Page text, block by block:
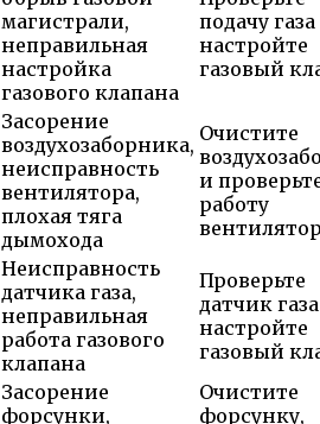
магистрали,
неправильная
настройка
газового клапана
подачу
настройте
газовый
Засорение
воздухозаборника,
неисправность
вентилятора,
плохая тяга
дымохода
Очистите
и
работу
Неисправность
датчика газа,
неправильная
работа газового
клапана
Проверьте
датчик
настройте
газовый
Засорение
форсунки,
Очистите
форсунку,